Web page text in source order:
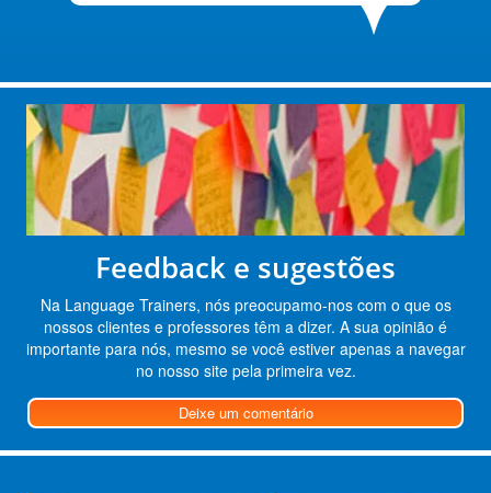
Feedback e sugestões
Na Language Trainers, nós preocupamo-nos com o que os
nossos clientes e professores têm a dizer. A sua opinião é
importante para nós, mesmo se você estiver apenas a navegar
no nosso site pela primeira vez.
Deixe um comentário